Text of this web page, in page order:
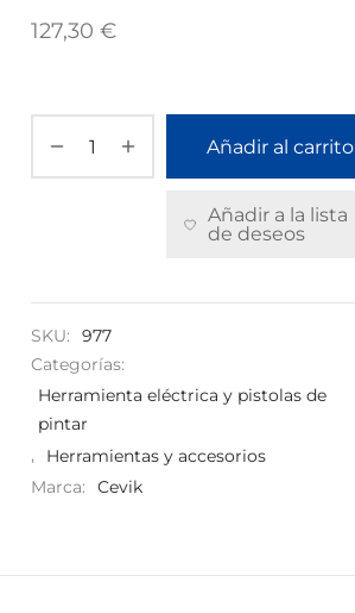
127,30 €
Añadir al carrito
Añadir a la lista
de deseos
SKU:
977
Categorías:
Herramienta eléctrica y pistolas de
pintar
,
Herramientas y accesorios
Marca:
Cevik